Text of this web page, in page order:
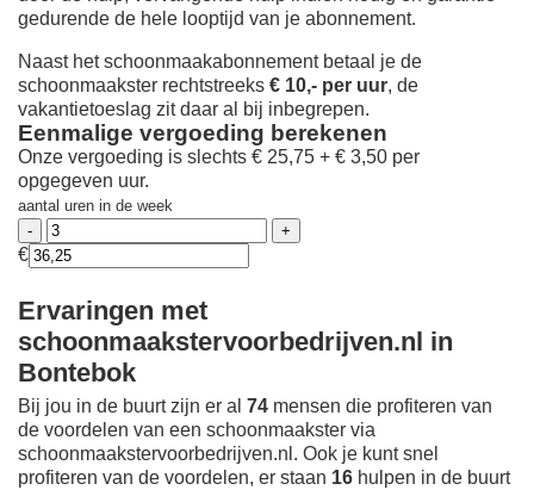
gedurende de hele looptijd van je abonnement.
Naast het schoonmaakabonnement betaal je de
schoonmaakster rechtstreeks € 10,- per uur, de
vakantietoeslag zit daar al bij inbegrepen.
Eenmalige vergoeding berekenen
Onze vergoeding is slechts € 25,75 + € 3,50 per
opgegeven uur.
aantal uren in de week
€
Ervaringen met
schoonmaakstervoorbedrijven.nl in
Bontebok
Bij jou in de buurt zijn er al 74 mensen die profiteren van
de voordelen van een schoonmaakster via
schoonmaakstervoorbedrijven.nl. Ook je kunt snel
profiteren van de voordelen, er staan 16 hulpen in de buurt